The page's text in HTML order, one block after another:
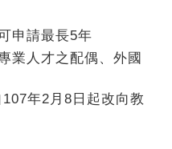
申請最長5年
業人才之配偶、外國
年2月8日起改向教